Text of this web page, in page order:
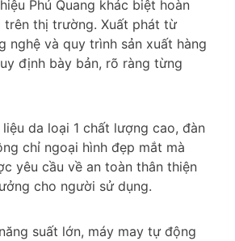
Phú Quang khác biệt hoàn
thị trường. Xuất phát từ
nghệ và quy trình sản xuất hàng
định bày bản, rõ ràng từng
da loại 1 chất lượng cao, đàn
chỉ ngoại hình đẹp mắt mà
yêu cầu về an toàn thân thiện
cho người sử dụng.
suất lớn, máy may tự động